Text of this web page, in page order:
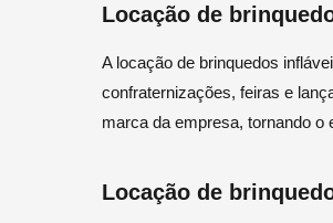
Locação de
A locação de brinquedos
confraternizações, feiras e
marca da empresa, tornando o
Locação de